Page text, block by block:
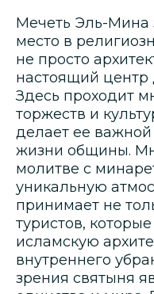
Мечеть Эль-Мина
место в
не просто
настоящий центр
Здесь проходит
торжеств и
делает ее
жизни общины.
молитве с
уникальную
принимает не
туристов,
исламскую
внутреннего
зрения святыня